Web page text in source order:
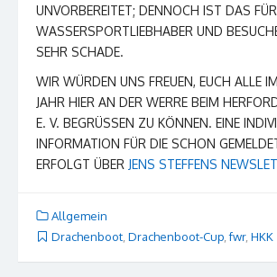
UNVORBEREITET; DENNOCH IST DAS
WASSERSPORTLIEBHABER UND
SEHR SCHADE.
WIR WÜRDEN UNS FREUEN, EUCH ALLE
JAHR HIER AN DER WERRE BEIM
E. V. BEGRÜSSEN ZU KÖNNEN. EINE
NFORMATION FÜR DIE SCHON
RFOLGT ÜBER JENS STEFFENS
Allgemein
Drachenboot Drachenboot-Cup ,fwr, HKK